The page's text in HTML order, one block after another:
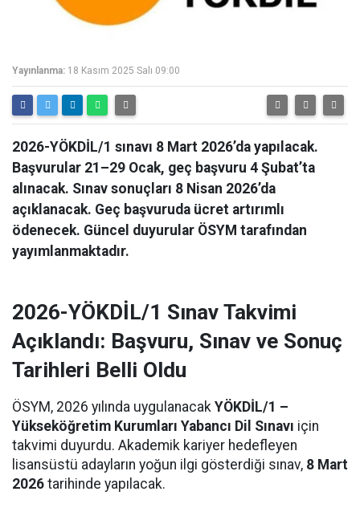
Yayınlanma: 18 Kasım 2025 Salı 09:00
2026-YÖKDİL/1 sınavı 8 Mart 2026’da yapılacak.
Başvurular 21–29 Ocak, geç başvuru 4 Şubat’ta
alınacak. Sınav sonuçları 8 Nisan 2026’da
açıklanacak. Geç başvuruda ücret artırımlı
ödenecek. Güncel duyurular ÖSYM tarafından
yayımlanmaktadır.
2026-YÖKDİL/1 Sınav Takvimi
Açıklandı: Başvuru, Sınav ve Sonuç
Tarihleri Belli Oldu
ÖSYM, 2026 yılında uygulanacak YÖKDİL/1 –
Yükseköğretim Kurumları Yabancı Dil Sınavı için
takvimi duyurdu. Akademik kariyer hedefleyen
lisansüstü adayların yoğun ilgi gösterdiği sınav, 8 Mart
2026 tarihinde yapılacak.